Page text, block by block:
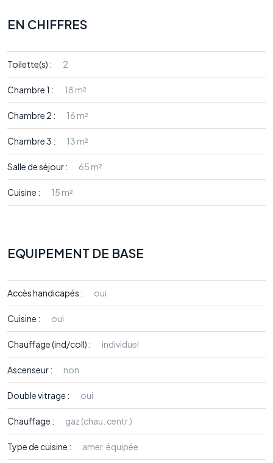
EN CHIFFRES
Toilette(s) : 2
Chambre 1 : 18 m²
Chambre 2 : 16 m²
Chambre 3 : 13 m²
Salle de séjour : 65 m²
Cuisine : 15 m²
EQUIPEMENT DE BASE
Accès handicapés : oui
Cuisine : oui
Chauffage (ind/coll) : individuel
Ascenseur : non
Double vitrage : oui
Chauffage : gaz (chau. centr.)
Type de cuisine : amer. équipée